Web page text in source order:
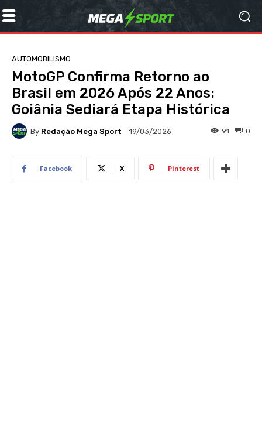
AUTOMOBILISMO
MotoGP Confirma Retorno ao
Brasil em 2026 Após 22 Anos:
Goiânia Sediará Etapa Histórica
By Redação Mega Sport 19/03/2026 0
91
Facebook X Pinterest